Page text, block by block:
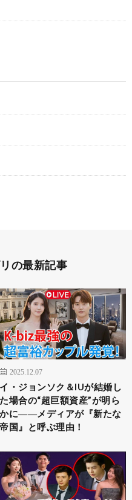
の最新記事
2025.12.07
イ・ジョンソク＆IUが結婚し
た場合の“超巨額資産”が明ら
かに――メディアが『新たな
帝国』と呼ぶ理由！